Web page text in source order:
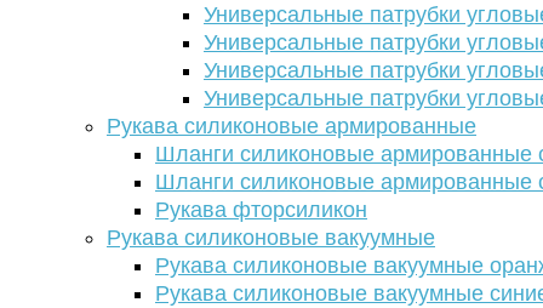
Универсальные патрубки
Универсальные патрубки
Универсальные патрубки
Универсальные патрубки
Рукава силиконовые армированные
Шланги силиконовые армированные
Шланги силиконовые армированные
Рукава фторсиликон
Рукава силиконовые вакуумные
Рукава силиконовые вакуумные
Рукава силиконовые вакуумные